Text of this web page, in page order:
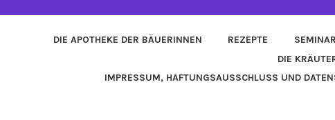
DIE APOTHEKE DER BÄUERINNEN REZEPTE
DIE
IMPRESSUM, HAFTUNGSAUSSCHLUSS UND